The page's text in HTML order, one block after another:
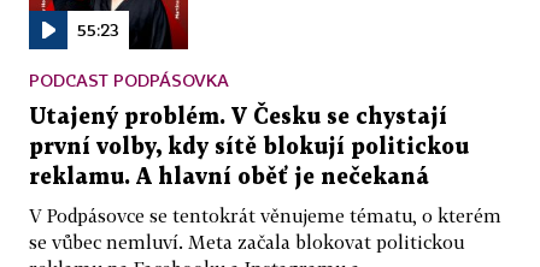
55:23
PODCAST PODPÁSOVKA
Utajený problém. V Česku se chystají
první volby, kdy sítě blokují politickou
reklamu. A hlavní oběť je nečekaná
V Podpásovce se tentokrát věnujeme tématu, o kterém
se vůbec nemluví. Meta začala blokovat politickou